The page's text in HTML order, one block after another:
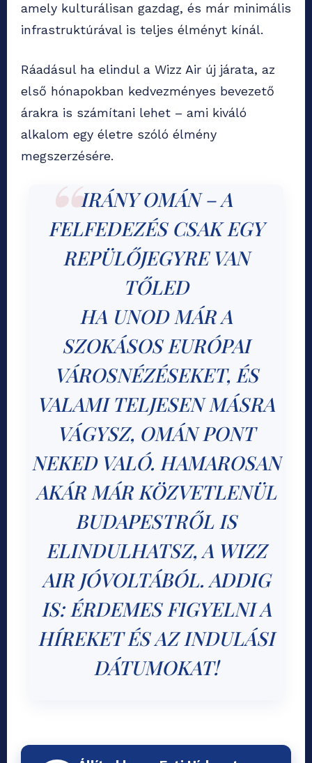
amely kulturálisan gazdag, és már minimális
infrastruktúrával is teljes élményt kínál.
Ráadásul ha elindul a Wizz Air új járata, az
első hónapokban kedvezményes bevezető
árakra is számítani lehet – ami kiváló
alkalom egy életre szóló élmény
megszerzésére.
IRÁNY OMÁN – A
FELFEDEZÉS CSAK EGY
REPÜLŐJEGYRE VAN
TŐLED
HA UNOD MÁR A
SZOKÁSOS EURÓPAI
VÁROSNÉZÉSEKET, ÉS
VALAMI TELJESEN MÁSRA
VÁGYSZ, OMÁN PONT
NEKED VALÓ. HAMAROSAN
AKÁR MÁR KÖZVETLENÜL
BUDAPESTRŐL IS
ELINDULHATSZ, A WIZZ
AIR JÓVOLTÁBÓL. ADDIG
IS: ÉRDEMES FIGYELNI A
HÍREKET ÉS AZ INDULÁSI
DÁTUMOKAT!